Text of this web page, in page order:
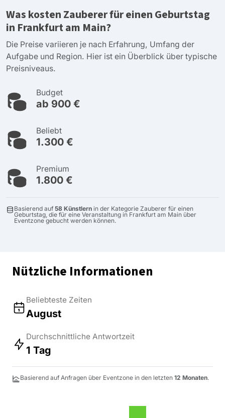
Was kosten Zauberer für einen Geburtstag
in Frankfurt am Main?
Die Preise variieren je nach Erfahrung, Umfang der
Aufgabe und Region. Hier ist ein Überblick über typische
Preisniveaus.
Budget
ab 900 €
Beliebt
1.300 €
Premium
1.800 €
Basierend auf 58 Künstlern in der Kategorie Zauberer für einen
Geburtstag, die für eine Veranstaltung in Frankfurt am Main über
Eventzone gebucht werden können.
Nützliche Informationen
Beliebteste Zeiten
August
Durchschnittliche Antwortzeit
1 Tag
Basierend auf Anfragen über Eventzone in den letzten 12 Monaten.